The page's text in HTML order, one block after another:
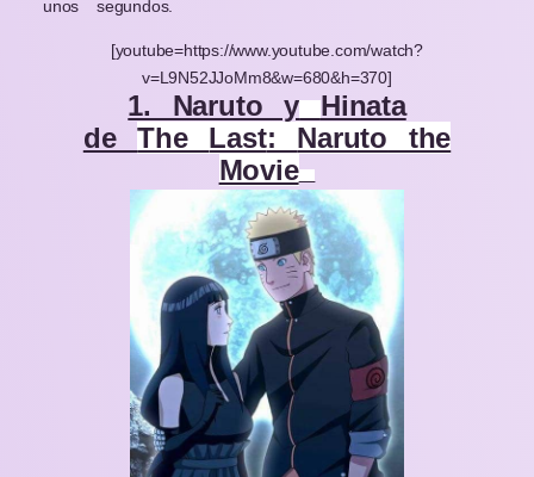
unos segundos.
[youtube=https://www.youtube.com/watch?
v=L9N52JJoMm8&w=680&h=370]
1. Naruto y
Hinata
deThe Last: Naruto the
Movie